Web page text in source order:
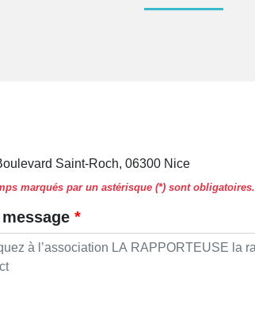
Saint-Roch, 06300 Nice
marqués par un astérisque (*) sont obligatoires.